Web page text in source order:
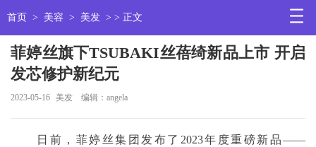
首页 > 美容 > 美发 > > 正文
菲婷丝旗下TSUBAKI丝蓓绮新品上市 开启
发芯修护新纪元
2023-05-16 美发 编辑：angela
日前，菲婷丝集团发布了2023年度重磅新品——